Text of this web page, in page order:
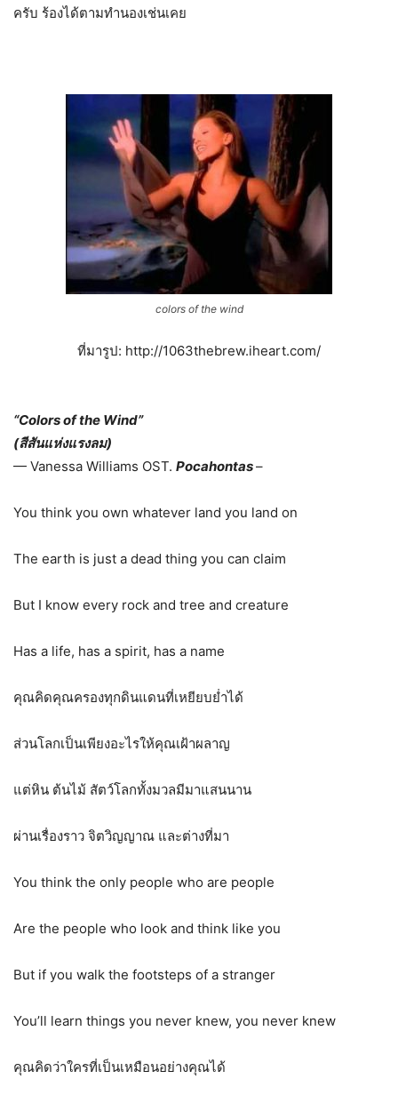
ครับ ร้องได้ตามทำนองเช่นเคย
colors of the wind
ที่มารูป: http://1063thebrew.iheart.com/
“Colors of the Wind”
(สีสันแห่งแรงลม)
— Vanessa Williams OST. Pocahontas–
You think you own whatever land you land on
The earth is just a dead thing you can claim
But I know every rock and tree and creature
Has a life, has a spirit, has a name
คุณคิดคุณครองทุกดินแดนที่เหยียบย่ำได้
ส่วนโลกเป็นเพียงอะไรให้คุณเฝ้าผลาญ
แต่หิน ต้นไม้ สัตว์โลกทั้งมวลมีมาแสนนาน
ผ่านเรื่องราว จิตวิญญาณ และต่างที่มา
You think the only people who are people
Are the people who look and think like you
But if you walk the footsteps of a stranger
You’ll learn things you never knew, you never knew
คุณคิดว่าใครที่เป็นเหมือนอย่างคุณได้